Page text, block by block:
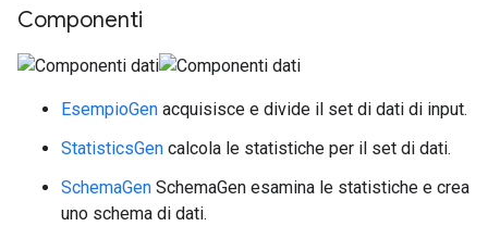
Componenti
EsempioGen acquisisce e divide il set di dati di input.
StatisticsGen calcola le statistiche per il set di dati.
SchemaGen SchemaGen esamina le statistiche e crea
uno schema di dati.